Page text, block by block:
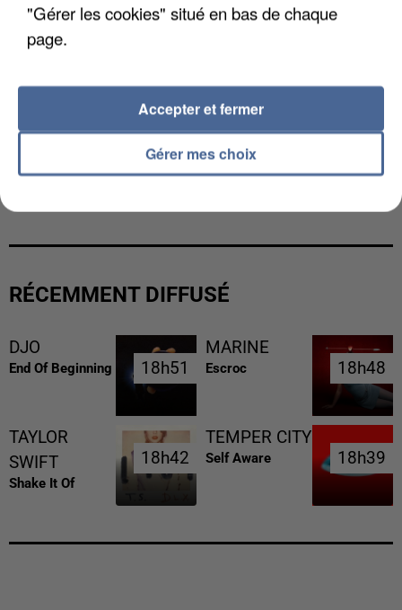
L’UN DES FONDATEURS SUPPOSÉS DE LA DZ
RÉCEMMENT DIFFUSÉ
DJO
End Of Beginning 18h51
18h51
MARINE
Escroc 18h48
18h48
TAYLOR
SWIFT
Shake It Of
18h42
18h42
TEMPER CITY
Self Aware 18h39
18h39
"Gérer les cookies" situé en bas de chaque
page.
Gérer mes choix
Accepter et fermer